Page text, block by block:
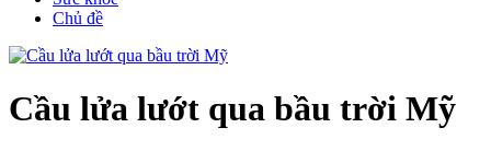
Chủ đề
Cầu lửa lướt qua bầu trời Mỹ